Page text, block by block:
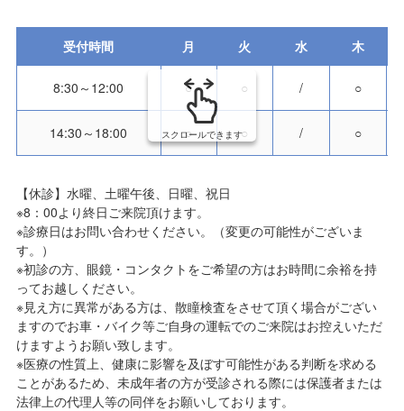
受付時間 月 火 水 木
8:30～12:00 ○ ○ / ○
14:30～18:00 ○ ○ / ○
スクロールできます
【休診】水曜、土曜午後、日曜、祝日
※8：00より終日ご来院頂けます。
※診療日はお問い合わせください。（変更の可能性がございま
す。）
※初診の方、眼鏡・コンタクトをご希望の方はお時間に余裕を持
ってお越しください。
※見え方に異常がある方は、散瞳検査をさせて頂く場合がござい
ますのでお車・バイク等ご自身の運転でのご来院はお控えいただ
けますようお願い致します。
※医療の性質上、健康に影響を及ぼす可能性がある判断を求める
ことがあるため、未成年者の方が受診される際には保護者または
法律上の代理人等の同伴をお願いしております。